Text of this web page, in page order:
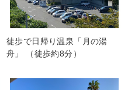
徒歩で日帰り温泉「月の湯
舟」 （徒歩約8分）